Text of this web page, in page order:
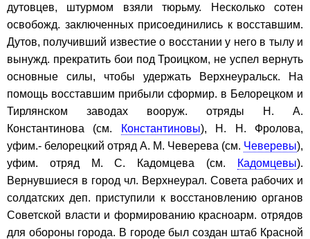
дутовцев, штурмом взяли тюрьму. Несколько сотен
освобожд. заключенных присоединились к восставшим.
Дутов, получивший известие о восстании у него в тылу и
вынужд. прекратить бои под Троицком, не успел вернуть
основные силы, чтобы удержать Верхнеуральск. На
помощь восставшим прибыли сформир. в Белорецком и
Тирлянском заводах вооруж. отряды Н. А.
Константинова (см.
Константиновы), Н. Н. Фролова,
уфим.- белорецкий отряд А. М. Чеверева (см. Чеверевы),
уфим. отряд М. С. Кадомцева (см.
Кадомцевы).
Вернувшиеся в город чл. Верхнеурал. Совета рабочих и
солдатских деп. приступили к восстановлению органов
Советской власти и формированию красноарм. отрядов
для обороны города. В городе был создан штаб Красной